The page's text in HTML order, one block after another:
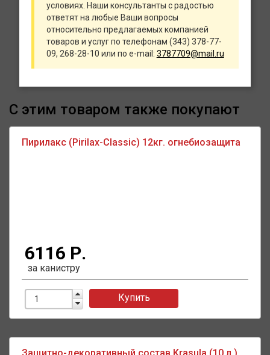
условиях. Наши консультанты с радостью
ответят на любые Ваши вопросы
относительно предлагаемых компанией
товаров и услуг по телефонам (343) 378-77-
09, 268-28-10 или по e-mail: 3787709@mail.ru
С этим товаром также покупают
Пирилакс (Pirilax-Classic) 12кг. огнебиозащита
6116 Р.
за канистру
Купить